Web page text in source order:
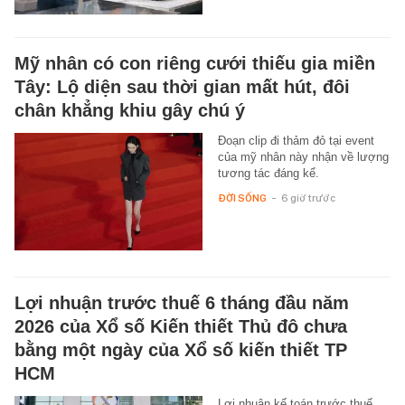
Mỹ nhân có con riêng cưới thiếu gia miền
Tây: Lộ diện sau thời gian mất hút, đôi
chân khẳng khiu gây chú ý
Đoạn clip đi thảm đỏ tại event
của mỹ nhân này nhận về lượng
tương tác đáng kể.
ĐỜI SỐNG - 6 giờ trước
Lợi nhuận trước thuế 6 tháng đầu năm
2026 của Xổ số Kiến thiết Thủ đô chưa
bằng một ngày của Xổ số kiến thiết TP
HCM